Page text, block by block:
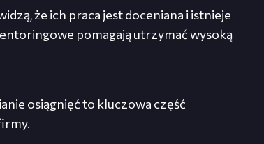
że ich praca jest doceniana i istnieje
pomagają utrzymać wysoką
osiągnięć to kluczowa część